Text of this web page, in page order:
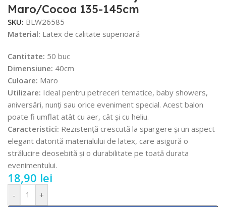
Maro/Cocoa 135-145cm
SKU: BLW26585
Material: Latex de calitate superioară
Cantitate: 50 buc
Dimensiune: 40cm
Culoare: Maro
Utilizare: Ideal pentru petreceri tematice, baby showers,
aniversări, nunți sau orice eveniment special. Acest balon
poate fi umflat atât cu aer, cât și cu heliu.
Caracteristici: Rezistență crescută la spargere și un aspect
elegant datorită materialului de latex, care asigură o
strălucire deosebită și o durabilitate pe toată durata
evenimentului.
18,90 lei
- +